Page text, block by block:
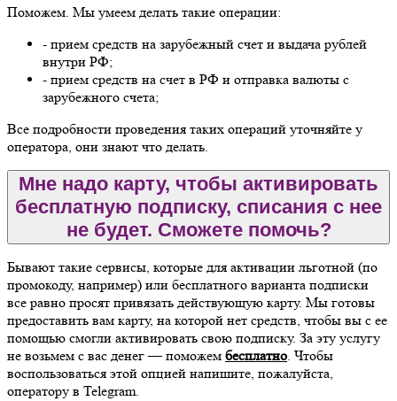
Поможем. Мы умеем делать такие операции:
- прием средств на зарубежный счет и выдача рублей
внутри РФ;
- прием средств на счет в РФ и отправка валюты с
зарубежного счета;
Все подробности проведения таких операций уточняйте у
оператора, они знают что делать.
Мне надо карту, чтобы активировать
бесплатную подписку, списания с нее
не будет. Сможете помочь?
Бывают такие сервисы, которые для активации льготной (по
промокоду, например) или бесплатного варианта подписки
все равно просят привязать действующую карту. Мы готовы
предоставить вам карту, на которой нет средств, чтобы вы с ее
помощью смогли активировать свою подписку. За эту услугу
не возьмем с вас денег — поможем бесплатно. Чтобы
воспользоваться этой опцией напишите, пожалуйста,
оператору в Telegram.